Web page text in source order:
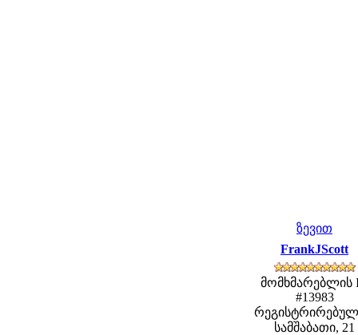
ზევით
FrankJScott
მომხმარებლის
#13983
სამშაბათი, 21